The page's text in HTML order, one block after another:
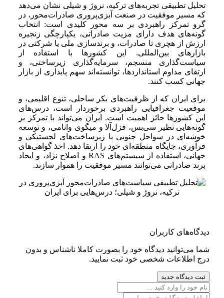
تحلیل تطبیقی تجربه‌های ترکیه، نروژ و شیلی نشان می‌دهد
که مسیر موفقیت در صنعت آبزی‌پروری صادرات‌محور، در
گرو تمرکز راهبردی بر سه محور کلیدی است: انتخاب
گونه‌های هدف دارای مزیت صادراتی، یکپارچگی زنجیره
ارزش از هچری تا صادرات، و برندسازی ملی یا شرکتی در
بازارهای بین‌المللی. این کشورها با استفاده از
سیاست‌گذاری منسجم، سرمایه‌گذاری زیرساختی، و
ارتقای مداوم استانداردها، توانسته‌اند سهم پایداری از بازار
جهانی کسب کنند.
برای ایران که از ظرفیت‌های بکر ساحلی، تنوع اقلیمی، و
موقعیت جغرافیایی راهبردی برخوردار است، درس‌های
این کشورها حائز اهمیت است. ایران می‌تواند با تمرکز بر
گونه‌هایی نظیر سی‌بس، قزل‌آلا و میگوی وانامی، و توسعه
خوشه‌ای در سواحل جنوبی با زیرساخت‌های لجستیکی و
فرآوری، جایگاه منطقه‌ای خود را ارتقا دهد. اخذ گواهی‌های
جهانی، استفاده از سیستم‌های RAS و اصلاح نژاد، و ایجاد
برند صادراتی می‌توانند مسیر موفقیت را هموار سازند.
دیدگاه‌های کاربران
شما می‌توانید دیدگاه خود را بصورت کاملا ناشناس و بدون
درج اطلاعات شخصی خود ثبت نمایید.
ثبت دیدگاه جدید